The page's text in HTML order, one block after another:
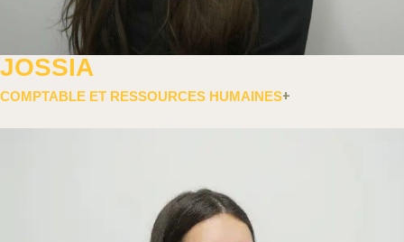
JOSSIA
COMPTABLE ET RESSOURCES HUMAINES